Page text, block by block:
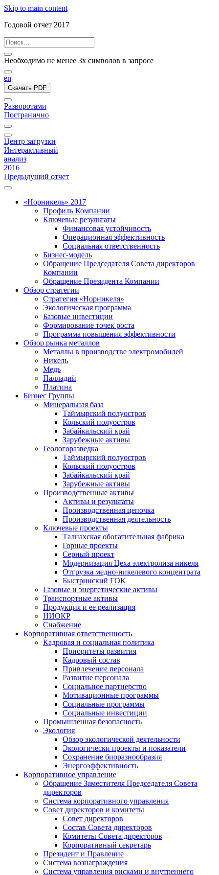
Skip to main content
Годовой отчет 2017
Необходимо не менее 3х символов в запросе
en
Скачать PDF
Разворотами
Постранично
Центр загрузки
Интерактивный
анализ
2016
Предыдущий отчет
«Норникель» 2017
Профиль Компании
Ключевые результаты
Финансовая устойчивость
Операционная эффективность
Социальная ответственность
Бизнес-модель
Обращение Председателя Совета директоров
Компании
Обращение Президента Компании
Обзор стратегии
Стратегия «Норникеля»
Экологическая программа
Базовые инвестиции
Формирование точек роста
Программа повышения эффективности
Обзор рынка металлов
Металлы в производстве электромобилей
Никель
Медь
Палладий
Платина
Бизнес Группы
Минеральная база
Таймырский полуостров
Кольский полуостров
Забайкальский край
Зарубежные активы
Геологоразведка
Таймырский полуостров
Кольский полуостров
Забайкальский край
Зарубежные активы
Производственные активы
Активы и результаты
Производственная цепочка
Производственная деятельность
Ключевые проекты
Талнахская обогатительная фабрика
Горные проекты
Серный проект
Модернизация Цеха электролиза никеля
Отгрузка медно-никелевого концентрата
Быстринский ГОК
Газовые и энергетические активы
Транспортные активы
Продукция и ее реализация
НИОКР
Снабжение
Корпоративная ответственность
Кадровая и социальная политика
Приоритеты развития
Кадровый состав
Привлечение персонала
Развитие персонала
Социальное партнерство
Мотивационные программы
Социальные программы
Социальные инвестиции
Промышленная безопасность
Экология
Обзор экологической деятельности
Экологически проекты и показатели
Сохранение биоразнообразия
Энергоэффективность
Корпоративное управление
Обращение Заместителя Председателя Совета
директоров
Система корпоративного управления
Совет директоров и комитеты
Совет директоров
Состав Совета директоров
Комитеты Совета директоров
Корпоративный секретарь
Президент и Правление
Система вознаграждения
Система управления рисками и внутреннего